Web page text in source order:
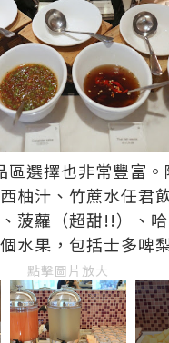
區選擇也非常豐富
柚汁、竹蔗水任君
菠蘿（超甜!!）、
水果，包括士多啤
點擊圖片放大